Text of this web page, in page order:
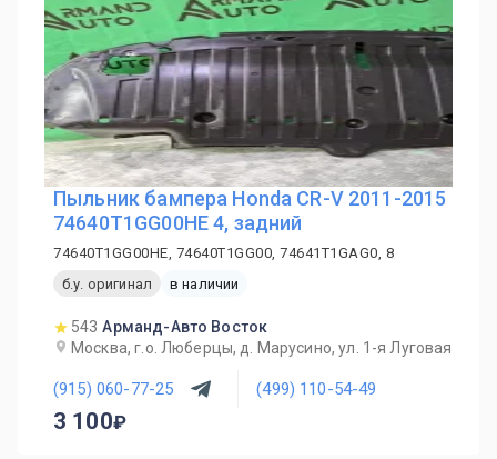
Пыльник бампера Honda CR-V 2011-2015
74640T1GG00HE 4, задний
74640T1GG00HE, 74640T1GG00, 74641T1GAG0, 8
б.у. оригинал
в наличии
543 Арманд-Авто Восток
Москва, г.о. Люберцы, д. Марусино, ул. 1-я Луговая
(915) 060-77-25 (499) 110-54-49
3 100